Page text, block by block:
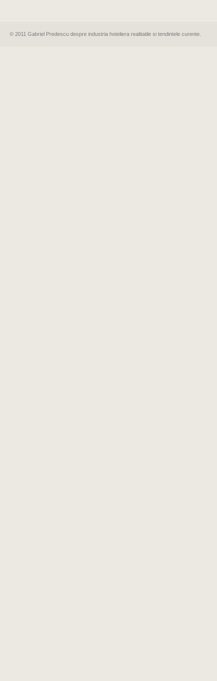
© 2011 Gabriel Predescu despre industria hoteliera realitatile si tendintele curente.